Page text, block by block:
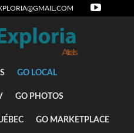
Attraits
GO LOCAL
GO PHOTOS
GO MARKETPLACE